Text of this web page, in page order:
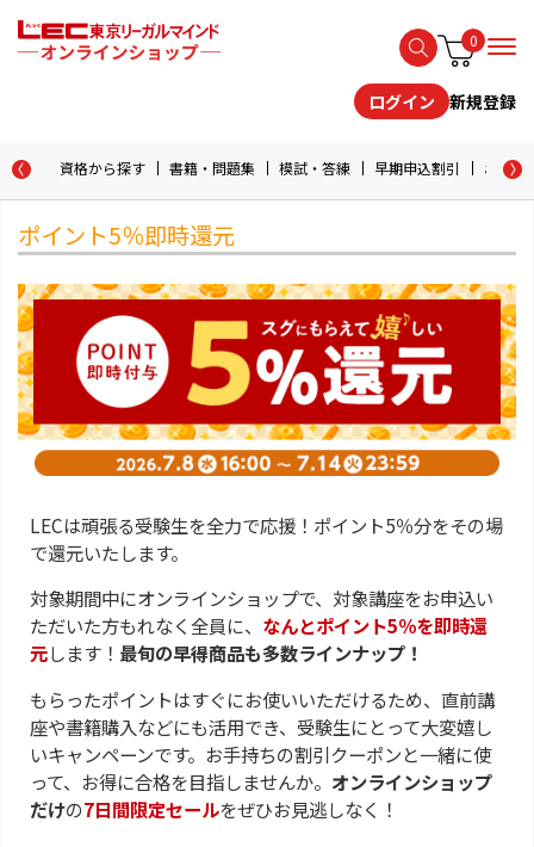
0
ログイン 新規登録
資格から探す 書籍・問題集 模試・答練 早期申込割引 おため
ポイント5％即時還元
LECは頑張る受験生を全力で応援！ポイント5％分をその場
で還元いたします。
対象期間中にオンラインショップで、対象講座をお申込い
ただいた方もれなく全員に、 なんとポイント5％を即時還
元します！ 最旬の早得商品も多数ラインナップ！
もらったポイントはすぐにお使いいただけるため、直前講
座や書籍購入などにも活用でき、受験生にとって大変嬉し
いキャンペーンです。お手持ちの割引クーポンと一緒に使
って、お得に合格を目指しませんか。 オンラインショップ
だけの7日間限定セールをぜひお見逃しなく！